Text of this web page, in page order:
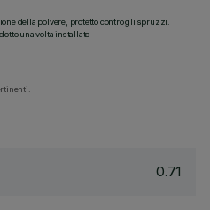
della polvere, protetto contro gli spruzzi.
una volta installato
0.71